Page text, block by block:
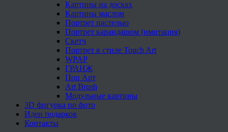
Картины на досках
Картины маслом
Портрет пастелью
Портрет карандашом (имитация)
Скетч
Портрет в стиле Touch Art
WPAP
ГРАНЖ
Поп Арт
Art Brush
Модульные картины
3D фигурка по фото
Идеи подарков
Контакты